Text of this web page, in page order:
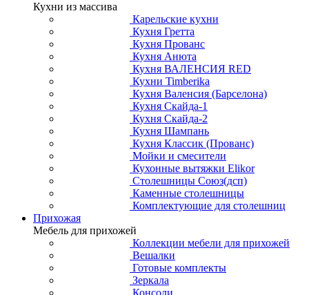
Кухни из массива
Карельские кухни
Кухня Гретта
Кухня Прованс
Кухня Анюта
Кухня ВАЛЕНСИЯ RED
Кухни Timberika
Кухня Валенсия (Барселона)
Кухня Скайда-1
Кухня Скайда-2
Кухня Шампань
Кухня Классик (Прованс)
Мойки и смесители
Кухонные вытяжки Elikor
Столешницы Союз(дсп)
Каменные столешницы
Комплектующие для столешниц
Прихожая
Мебель для прихожей
Коллекции мебели для прихожей
Вешалки
Готовые комплекты
Зеркала
Консоли